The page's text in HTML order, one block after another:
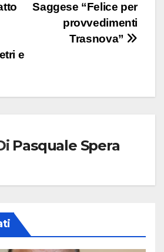
Saggese “Felice per
provvedimenti
Trasnova”
e
Pasquale Spera